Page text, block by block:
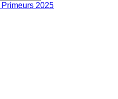
Primeurs 2025